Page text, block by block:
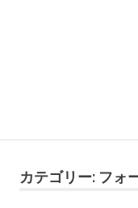
カテゴリー: フォ